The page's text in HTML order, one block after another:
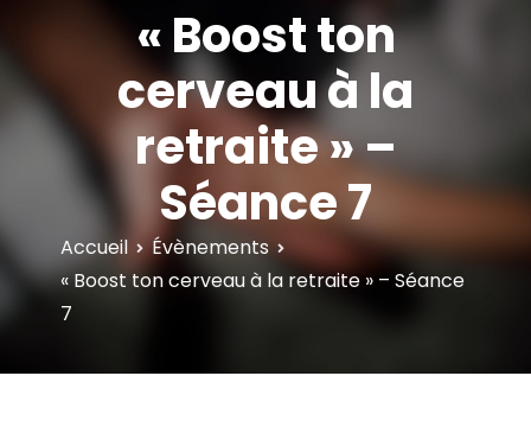
« Boost ton
cerveau à la
retraite » –
Séance 7
Accueil
Évènements
« Boost ton cerveau à la retraite » – Séance
7